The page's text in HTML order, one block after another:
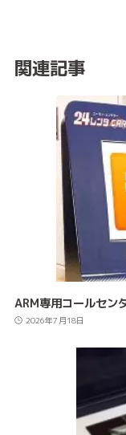
関連記事
ARM専用コールセン
2026年7月18日